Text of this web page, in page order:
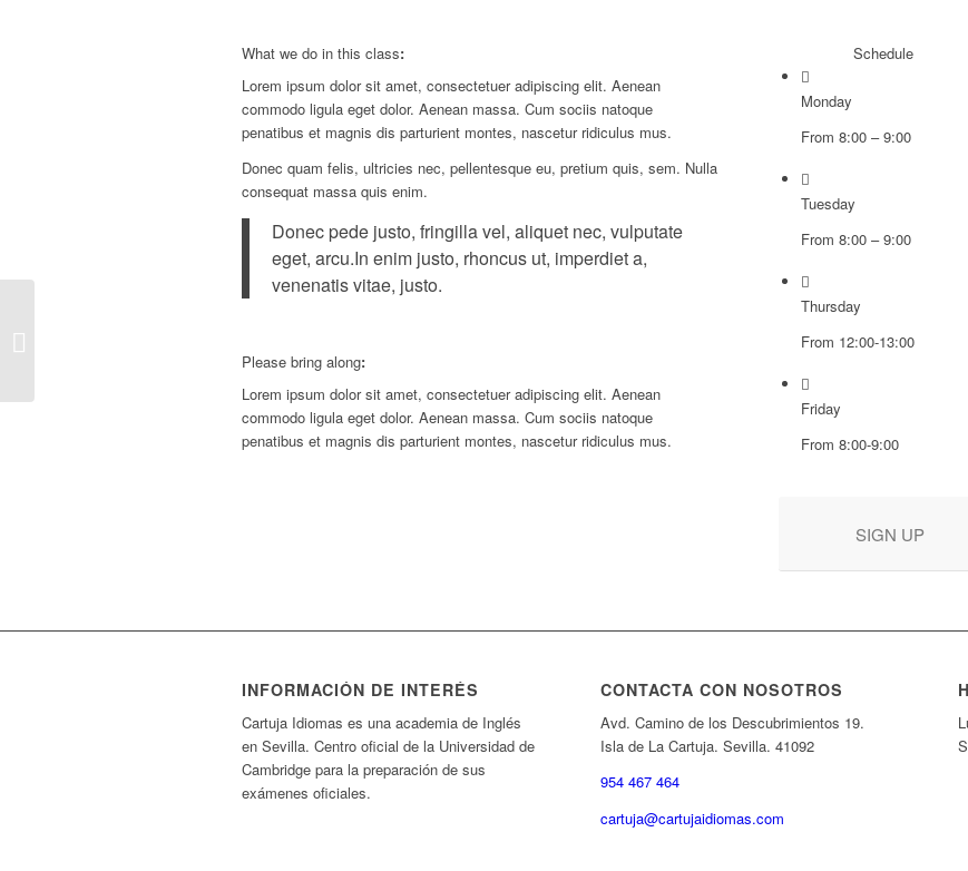
What we do in this class:
Lorem ipsum dolor sit amet, consectetuer adipiscing elit. Aenean
commodo ligula eget dolor. Aenean massa. Cum sociis natoque
penatibus et magnis dis parturient montes, nascetur ridiculus mus.
Donec quam felis, ultricies nec, pellentesque eu, pretium quis, sem. Nulla
consequat massa quis enim.
Donec pede justo, fringilla vel, aliquet nec, vulputate
eget, arcu.In enim justo, rhoncus ut, imperdiet a,
venenatis vitae, justo.
Please bring along:
Lorem ipsum dolor sit amet, consectetuer adipiscing elit. Aenean
commodo ligula eget dolor. Aenean massa. Cum sociis natoque
penatibus et magnis dis parturient montes, nascetur ridiculus mus.
Schedule
Monday
From 8:00 – 9:00
Tuesday
From 8:00 – 9:00
Thursday
From 12:00-13:00
Friday
From 8:00-9:00
SIGN UP
INFORMACIÓN DE INTERÉS
Cartuja Idiomas es una academia de Inglés
en Sevilla. Centro oficial de la Universidad de
Cambridge para la preparación de sus
exámenes oficiales.
CONTACTA CON NOSOTROS
Avd. Camino de los Descubrimientos 19.
Isla de La Cartuja. Sevilla. 41092
954 467 464
cartuja@cartujaidiomas.com